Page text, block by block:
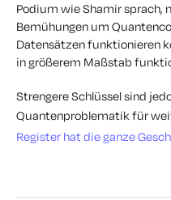
Podium wie Shamir sprach,
Bemühungen um
Datensätzen funktionieren
in größerem Maßstab
Strengere Schlüssel sind
Quantenproblematik für
Register hat die ganze